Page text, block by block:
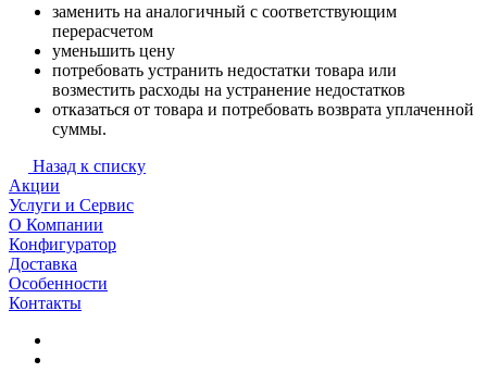
заменить на аналогичный с соответствующим
перерасчетом
уменьшить цену
потребовать устранить недостатки товара или
возместить расходы на устранение недостатков
отказаться от товара и потребовать возврата уплаченной
суммы.
Назад к списку
Акции
Услуги и Сервис
О Компании
Конфигуратор
Доставка
Особенности
Контакты